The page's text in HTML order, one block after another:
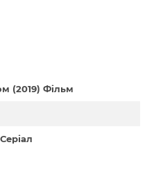
(2019) Фільм